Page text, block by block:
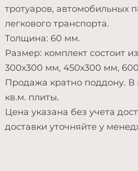
тротуаров, автомобильных
легкового транспорта.
Толщина: 60 мм.
Размер: комплект состоит
300х300 мм, 450х300 мм,
Продажа кратно поддону.
кв.м. плиты.
Цена указана без учета
доставки уточняйте у